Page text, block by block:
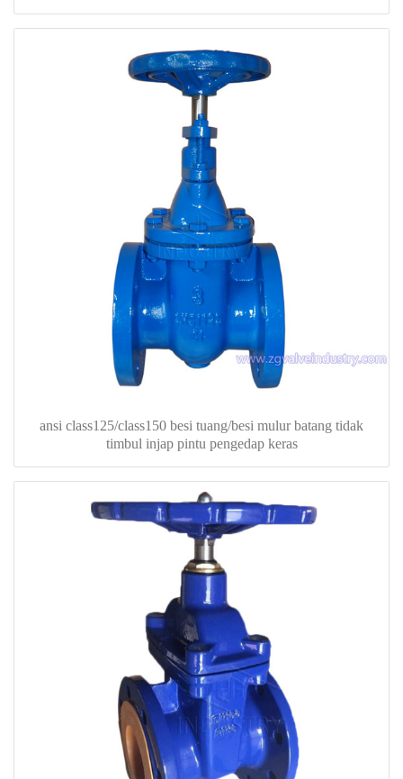
ansi class125/class150 besi tuang/besi mulur batang tidak
timbul injap pintu pengedap keras